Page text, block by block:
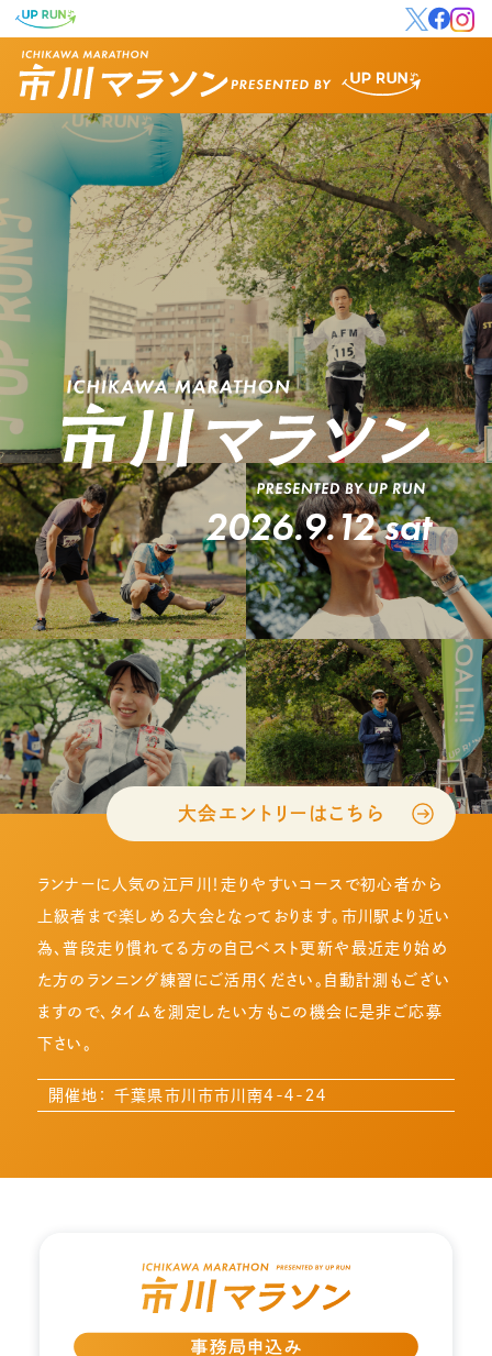
2026.9.12 sat
大会エントリーはこちら
ランナーに人気の江戸川！走りやすいコースで初心者から
上級者まで楽しめる大会となっております。市川駅より近い
為、普段走り慣れてる方の自己ベスト更新や最近走り始め
た方のランニング練習にご活用ください。自動計測もござい
ますので、タイムを測定したい方もこの機会に是非ご応募
下さい。
開催地： 千葉県市川市市川南4-４-２４